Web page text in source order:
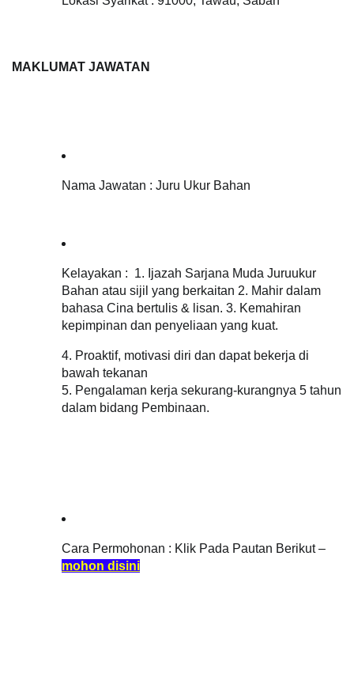
MAKLUMAT JAWATAN
Nama Jawatan : Juru Ukur Bahan
Kelayakan : 1. Ijazah Sarjana Muda Juruukur
Bahan atau sijil yang berkaitan 2. Mahir dalam
bahasa Cina bertulis & lisan. 3. Kemahiran
kepimpinan dan penyeliaan yang kuat.
4. Proaktif, motivasi diri dan dapat bekerja di
bawah tekanan
5. Pengalaman kerja sekurang-kurangnya 5 tahun
dalam bidang Pembinaan.
mohon disini